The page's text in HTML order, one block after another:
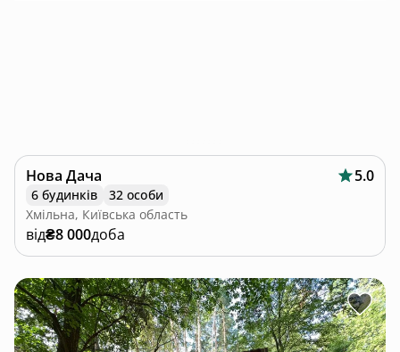
Нова Дача 5.0
6 будинків
32 особи
Хмільна, Київська область
від₴8 000доба